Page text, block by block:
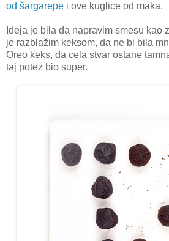
od šargarepe i ove kuglice od maka.
Ideja je bila da napravim smesu kao
je razblažim keksom, da ne bi bila
Oreo keks, da cela stvar ostane
taj potez bio super.